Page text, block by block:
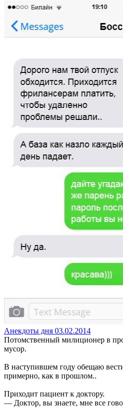
Анекдоты дня 03.02.2014
Потомственный милиционер в
мусор.
В наступившем году обещаю
примерно, как в прошлом..
Приходит пациент к доктору.
— Доктор, вы знаете, мне все